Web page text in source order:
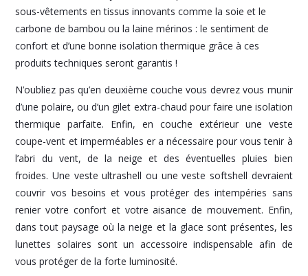
sous-vêtements en tissus innovants comme la soie et le
carbone de bambou ou la laine mérinos : le sentiment de
confort et d’une bonne isolation thermique grâce à ces
produits techniques seront garantis !
N’oubliez pas qu’en deuxième couche vous devrez vous munir
d’une polaire, ou d’un gilet extra-chaud pour faire une isolation
thermique parfaite. Enfin, en couche extérieur une veste
coupe-vent et imperméables er a nécessaire pour vous tenir à
l’abri du vent, de la neige et des éventuelles pluies bien
froides. Une veste ultrashell ou une veste softshell devraient
couvrir vos besoins et vous protéger des intempéries sans
renier votre confort et votre aisance de mouvement. Enfin,
dans tout paysage où la neige et la glace sont présentes, les
lunettes solaires sont un accessoire indispensable afin de
vous protéger de la forte luminosité.